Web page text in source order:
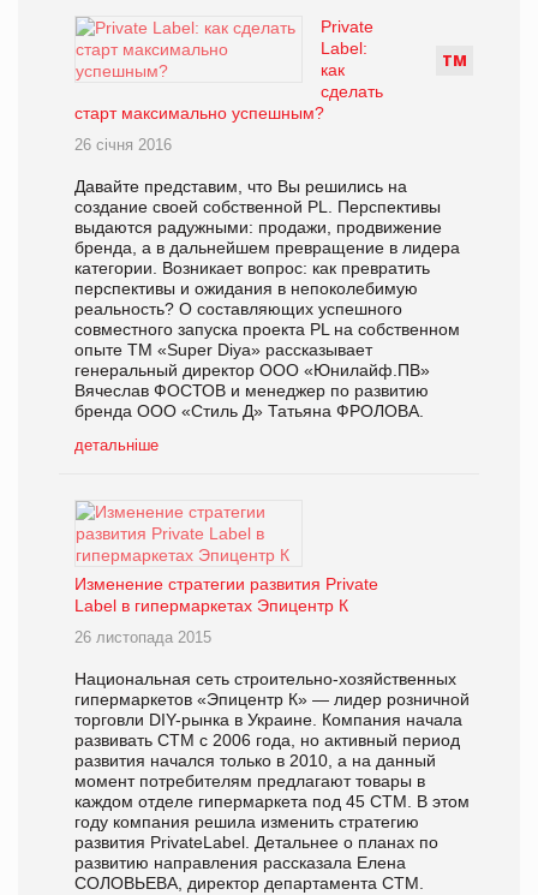
ТМ
Private
Label:
как
сделать
старт максимально успешным?
26 січня 2016
Давайте представим, что Вы решились на
создание своей собственной PL. Перспективы
выдаются радужными: продажи, продвижение
бренда, а в дальнейшем превращение в лидера
категории. Возникает вопрос: как превратить
перспективы и ожидания в непоколебимую
реальность? О составляющих успешного
совместного запуска проекта PL на собственном
опыте ТМ «Super Diya» рассказывает
генеральный директор ООО «Юнилайф.ПВ»
Вячеслав ФОСТОВ и менеджер по развитию
бренда ООО «Стиль Д» Татьяна ФРОЛОВА.
детальніше
Изменение стратегии развития Private
Label в гипермаркетах Эпицентр К
26 листопада 2015
Национальная сеть строительно-хозяйственных
гипермаркетов «Эпицентр К» — лидер розничной
торговли DIY-рынка в Украине. Компания начала
развивать СТМ с 2006 года, но активный период
развития начался только в 2010, а на данный
момент потребителям предлагают товары в
каждом отделе гипермаркета под 45 СТМ. В этом
году компания решила изменить стратегию
развития PrivateLabel. Детальнее о планах по
развитию направления рассказала Елена
СОЛОВЬЕВА, директор департамента СТМ.